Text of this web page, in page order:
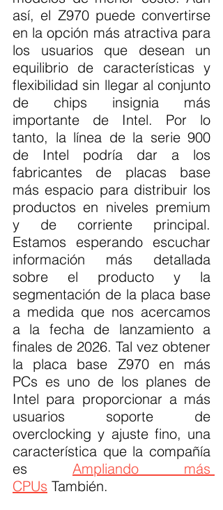
así, el Z970 puede convertirse
en la opción más atractiva para
los usuarios que desean un
equilibrio de características y
flexibilidad sin llegar al conjunto
de chips insignia más
importante de Intel. Por lo
tanto, la línea de la serie 900
de Intel podría dar a los
fabricantes de placas base
más espacio para distribuir los
productos en niveles premium
y de corriente principal.
Estamos esperando escuchar
información más detallada
sobre el producto y la
segmentación de la placa base
a medida que nos acercamos
a la fecha de lanzamiento a
finales de 2026. Tal vez obtener
la placa base Z970 en más
PCs es uno de los planes de
Intel para proporcionar a más
usuarios soporte de
overclocking y ajuste fino, una
característica que la compañía
es Ampliando más
CPUs También.